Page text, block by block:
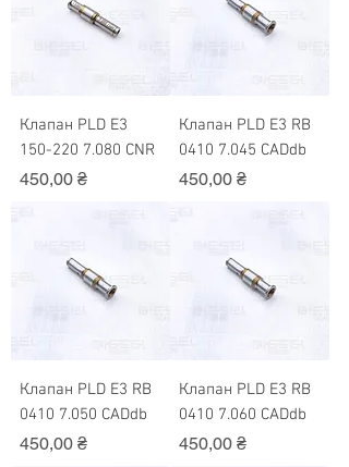
Клапан PLD Е3
150-220 7.080 CNR
Ціна
450,00 ₴
Клапан PLD Е3 RB
0410 7.045 CADdb
Ціна
450,00 ₴
Клапан PLD Е3 RB
0410 7.050 CADdb
Ціна
450,00 ₴
Клапан PLD Е3 RB
0410 7.060 CADdb
Ціна
450,00 ₴